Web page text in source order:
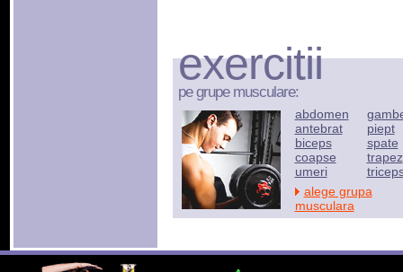
exercitii
pe grupe musculare:
abdomen
antebrat
biceps
coapse
umeri
piept
spate
trapez
alege grupa
musculara